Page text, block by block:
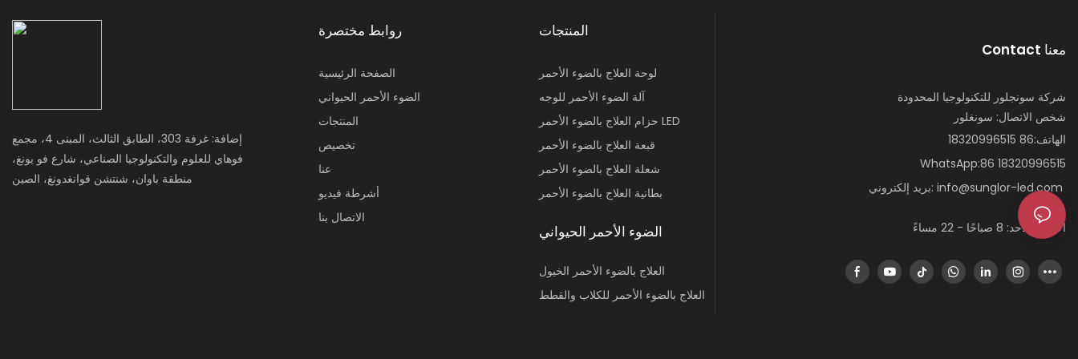
إضافة: غرفة 303، الطابق الثالث، المبنى 4، مجمع
فوهاي للعلوم والتكنولوجيا الصناعي، شارع فو يونغ،
منطقة باوان، شنتشن قوانغدونغ، الصين
روابط مختصرة
الصفحة الرئيسية
الضوء الأحمر الحيواني
المنتجات
تخصيص
عنا
أشرطة فيديو
الاتصال بنا
المنتجات
لوحة العلاج بالضوء الأحمر
آلة الضوء الأحمر للوجه
حزام العلاج بالضوء الأحمر LED
قبعة العلاج بالضوء الأحمر
شعلة العلاج بالضوء الأحمر
بطانية العلاج بالضوء الأحمر
الضوء الأحمر الحيواني
العلاج بالضوء الأحمر الخيول
العلاج بالضوء الأحمر للكلاب والقطط
Contact معنا
شركة سونجلور للتكنولوجيا المحدودة
شخص الاتصال: سونغلور
الهاتف:86 18320996515
WhatsApp:86 18320996515
بريد إلكتروني: info@sunglor-led.com
الاثنين-الأحد: 8 صباحًا - 22 مساءً